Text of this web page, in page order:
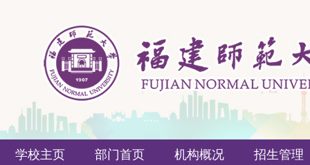
学校主页 部门首页 机构概况 招生管理